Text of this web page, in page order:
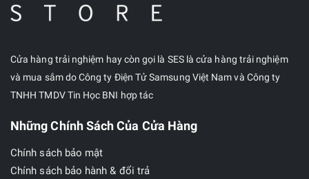
Cửa hàng trải nghiệm hay còn gọi là SES là cửa hàng trải nghiệm
và mua sắm do Công ty Điện Tử Samsung Việt Nam và Công ty
TNHH TMDV Tin Học BNI hợp tác
Những Chính Sách Của Cửa Hàng
Chính sách bảo mật
Chính sách bảo hành & đổi trả